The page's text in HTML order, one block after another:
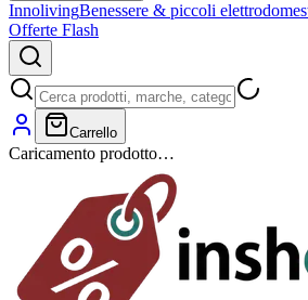
InnolivingBenessere & piccoli
Offerte Flash
Carrello
Caricamento prodotto…